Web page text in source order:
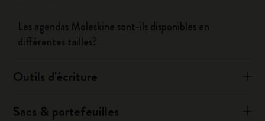
Les agendas Moleskine sont-ils disponibles en
différentes tailles?
Outils d'écriture
Sacs & portefeuilles